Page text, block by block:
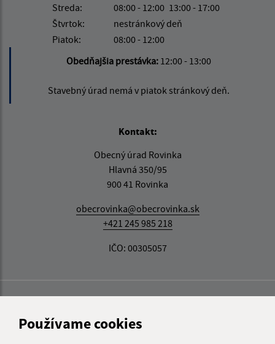
Používame cookies
Streda:
08:00 - 12:00 13:00 - 17:00
Štvrtok:
nestránkový deň
Piatok:
08:00 - 12:00
Obedňajšia prestávka: 12:00 - 13:00
Stavebný úrad nemá v piatok stránkový deň.
Kontakt:
Obecný úrad Rovinka
Hlavná 350/95
900 41 Rovinka
obecrovinka@obecrovinka.sk
+421 245 985 218
IČO: 00305057